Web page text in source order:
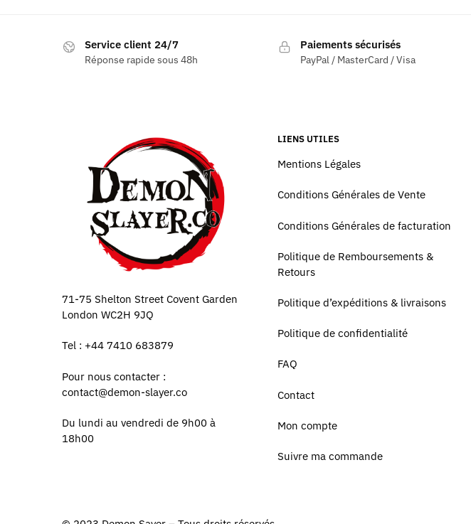
Service client 24/7
Réponse rapide sous 48h
Paiements sécurisés
PayPal / MasterCard / Visa
71-75 Shelton Street Covent Garden
London WC2H 9JQ
Tel : +44 7410 683879
Pour nous contacter :
contact@demon-slayer.co
Du lundi au vendredi de 9h00 à
18h00
LIENS UTILES
Mentions Légales
Conditions Générales de Vente
Conditions Générales de facturation
Politique de Remboursements &
Retours
Politique d’expéditions & livraisons
Politique de confidentialité
FAQ
Contact
Mon compte
Suivre ma commande